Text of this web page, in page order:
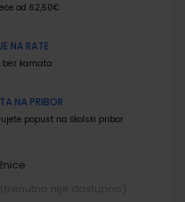
od 62,50€
NA RATE
bez kamata
NA PRIBOR
popust na školski pribor